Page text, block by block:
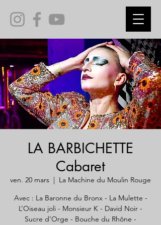
LA BARBICHETTE
Cabaret
ven. 20 mars
  |
La Machine du Moulin Rouge
Avec : La Baronne du Bronx - La Mulette -
L’Oiseau joli - Monsieur K - David Noir -
Sucre d’Orge - Bouche du Rhône -